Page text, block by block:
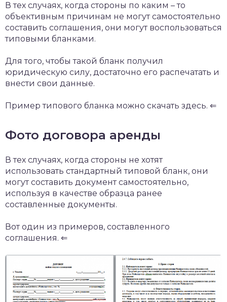
В тех случаях, когда стороны по каким – то
объективным причинам не могут самостоятельно
составить соглашения, они могут воспользоваться
типовыми бланками.
Для того, чтобы такой бланк получил
юридическую силу, достаточно его распечатать и
внести свои данные.
Пример типового бланка можно скачать здесь. ⇐
Фото договора аренды
В тех случаях, когда стороны не хотят
использовать стандартный типовой бланк, они
могут составить документ самостоятельно,
используя в качестве образца ранее
составленные документы.
Вот один из примеров, составленного
соглашения. ⇐